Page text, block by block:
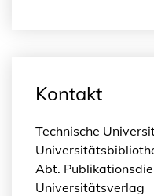
Kontakt
Technische
Abt.
Universitätsverlag